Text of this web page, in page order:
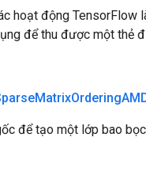
hoạt động TensorFlow
để thu được một thẻ
MatrixOrdering
để tạo một lớp bao